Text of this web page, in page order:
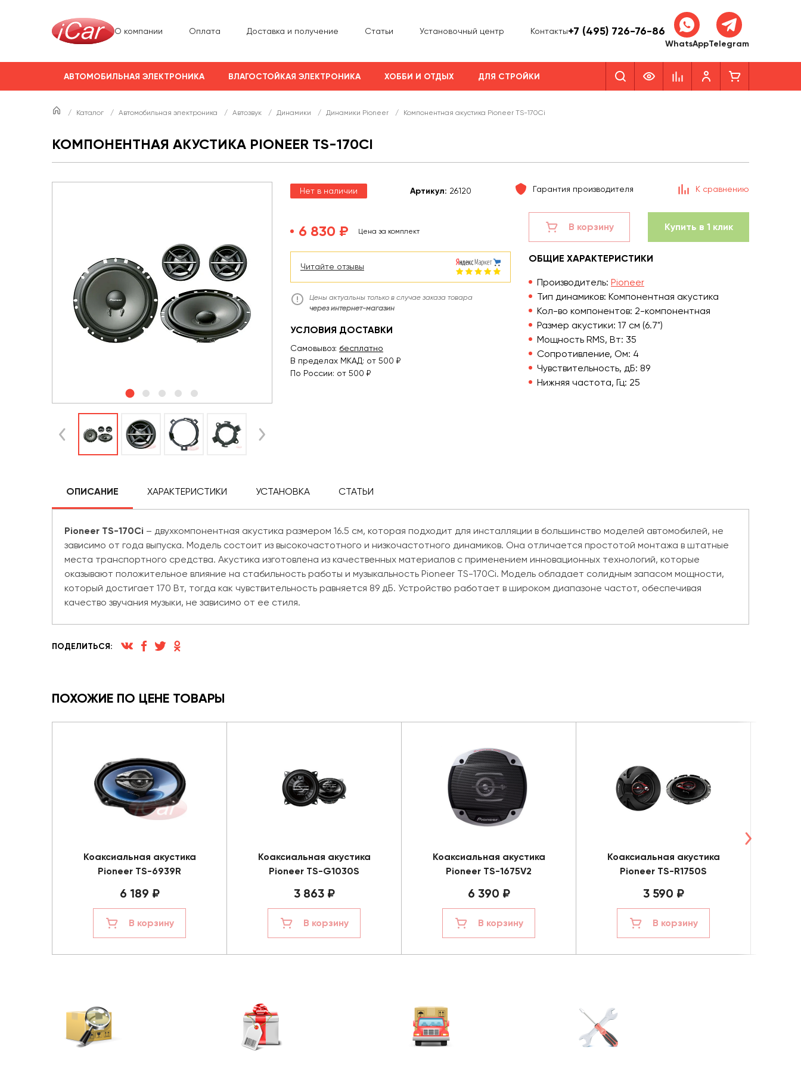
О компании Оплата Доставка и получение Статьи Установочный центр Контакты+7 (495) 726-76-86
WhatsAppTelegram
АВТОМОБИЛЬНАЯ ЭЛЕКТРОНИКА ВЛАГОСТОЙКАЯ ЭЛЕКТРОНИКА ХОББИ И ОТДЫХ ДЛЯ СТРОЙКИ
/ Каталог / Автомобильная электроника / Автозвук / Динамики / Динамики Pioneer / Компонентная акустика Pioneer TS-170Ci
КОМПОНЕНТНАЯ АКУСТИКА PIONEER TS-170CI
Нет в наличии Артикул: 26120 Гарантия производителя К сравнению
6 830 ₽ Цена за комплект
Читайте отзывы
Цены актуальны только в случае заказа товара
через интернет-магазин
УСЛОВИЯ ДОСТАВКИ
Самовывоз: бесплатно
В пределах МКАД: от 500 ₽
По России: от 500 ₽
В корзину Купить в 1 клик
ОБЩИЕ ХАРАКТЕРИСТИКИ
Производитель: Pioneer
Тип динамиков: Компонентная акустика
Кол-во компонентов: 2-компонентная
Размер акустики: 17 см (6.7")
Мощность RMS, Вт: 35
Сопротивление, Ом: 4
Чувствительность, дБ: 89
Нижняя частота, Гц: 25
ОПИСАНИЕ ХАРАКТЕРИСТИКИ УСТАНОВКА СТАТЬИ
Pioneer TS-170Ci – двухкомпонентная акустика размером 16.5 см, которая подходит для инсталляции в большинство моделей автомобилей, не
зависимо от года выпуска. Модель состоит из высокочастотного и низкочастотного динамиков. Она отличается простотой монтажа в штатные
места транспортного средства. Акустика изготовлена из качественных материалов с применением инновационных технологий, которые
оказывают положительное влияние на стабильность работы и музыкальность Pioneer TS-170Ci. Модель обладает солидным запасом мощности,
который достигает 170 Вт, тогда как чувствительность равняется 89 дБ. Устройство работает в широком диапазоне частот, обеспечивая
качество звучания музыки, не зависимо от ее стиля.
ПОДЕЛИТЬСЯ:
ПОХОЖИЕ ПО ЦЕНЕ ТОВАРЫ
Коаксиальная акустика
Pioneer TS-6939R
6 189 ₽
В корзину
Коаксиальная акустика
Pioneer TS-G1030S
3 863 ₽
В корзину
Коаксиальная акустика
Pioneer TS-1675V2
6 390 ₽
В корзину
Коаксиальная акустика
Pioneer TS-R1750S
3 590 ₽
В корзину